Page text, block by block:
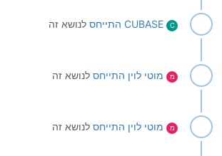
C
CUBASE התייחס לנושא זה
מ מוטי לוין התייחס לנושא זה
מ מוטי לוין התייחס לנושא זה